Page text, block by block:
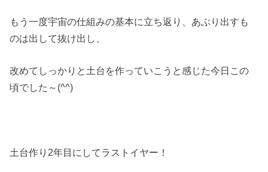
もう一度宇宙の仕組みの基本に立ち返り、あぶり出すも
のは出して抜け出し、
改めてしっかりと土台を作っていこうと感じた今日この
頃でした～(^^)
土台作り2年目にしてラストイヤー！